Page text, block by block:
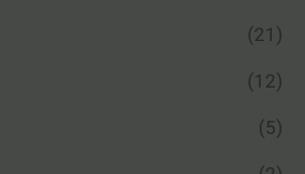
(21)
(12)
(5)